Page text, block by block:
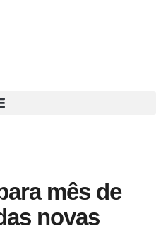
mês de
novas